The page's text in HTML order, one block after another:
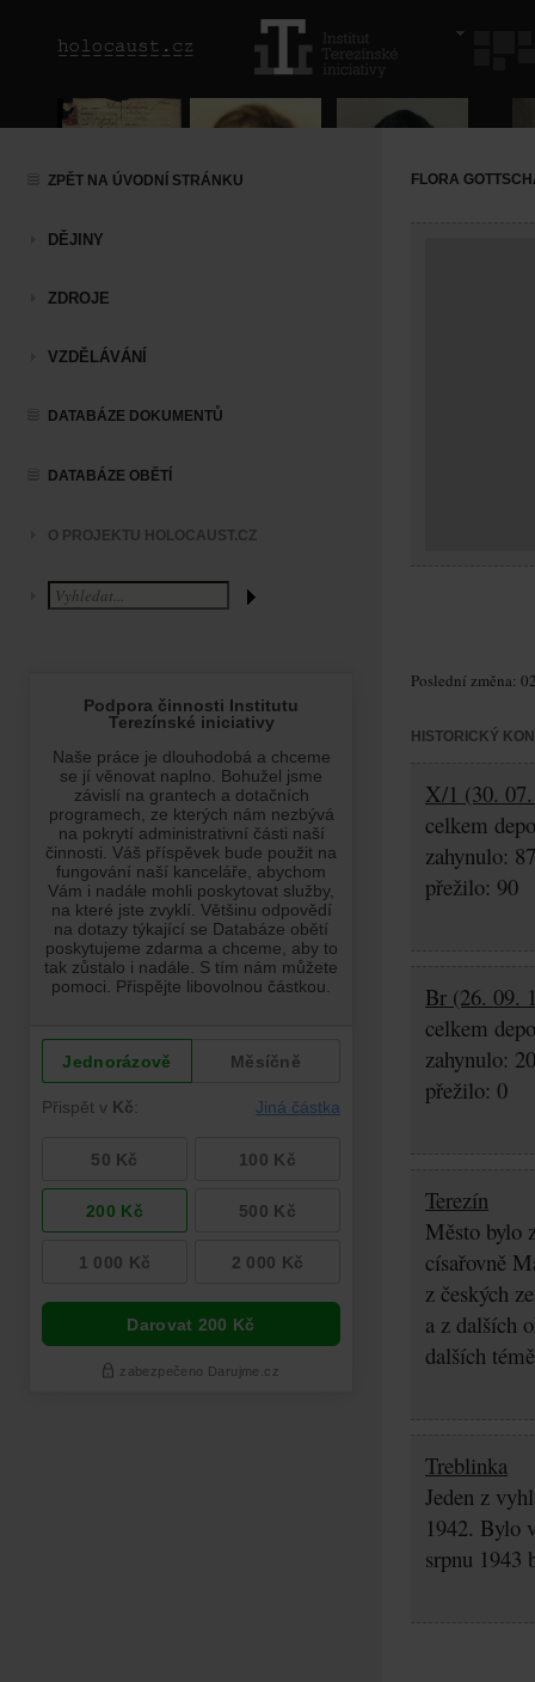
ZPĚT NA ÚVODNÍ STRÁNKU
DĚJINY
ZDROJE
VZDĚLÁVÁNÍ
DATABÁZE DOKUMENTŮ
DATABÁZE OBĚTÍ
O PROJEKTU HOLOCAUST.CZ
FLORA
Poslední změna:
HISTORICKÝ
X/1 (30.
celkem
zahynulo:
přežilo: 90
Br (26. 09.
celkem
zahynulo:
přežilo: 0
Terezín
Město bylo
císařovně
z českých
a z dalších
dalších
Treblinka
Jeden z
1942. Bylo
srpnu 1943